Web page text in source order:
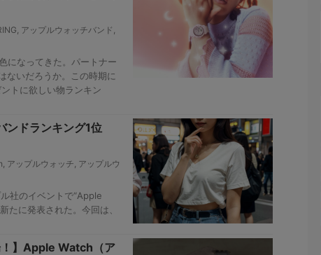
, アップルウォッチバンド ,
になってきた。パートナー
ないだろうか。この時期に
トに欲しい物ランキン
ドランキング1位
, アップルウォッチ, アップルウ
社のイベントで“Apple
に発表された。今回は、
！】Apple Watch（ア